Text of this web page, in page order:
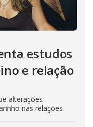
estudos
e relação
alterações
nas relações